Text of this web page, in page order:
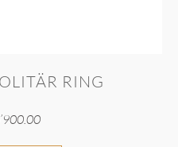
RING